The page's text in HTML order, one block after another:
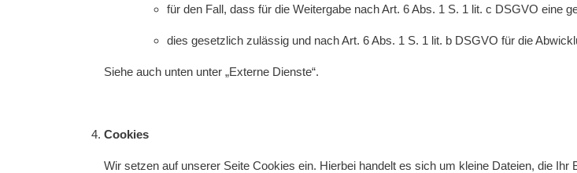
für den Fall, dass für die Weitergabe nach Art. 6 Abs. 1 S. 1 lit. c DSGVO eine
dies gesetzlich zulässig und nach Art. 6 Abs. 1 S. 1 lit. b DSGVO für die
Siehe auch unten unter „Externe Dienste“.
Cookies
Wir setzen auf unserer Seite Cookies ein. Hierbei handelt es sich um kleine Dateien, die